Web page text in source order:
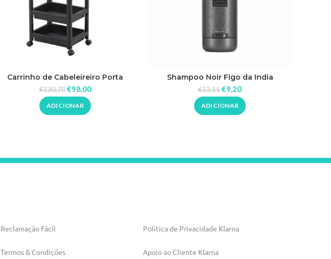
Carrinho de Cabeleireiro Porta
Shampoo Viena Dompel
€130,70 €98,00
ADICIONAR
Shampoo Noir Figo da India
€13,15€9,20
ADICIONAR
Reclamação Fácil
Termos & Condições
Política de Privacidade Klarna
Apoio ao Cliente Klarna